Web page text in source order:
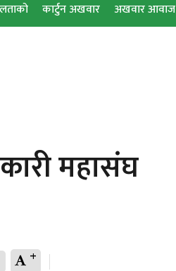
कार्टुन अखवार अखवार आवाज
महासंघ
+